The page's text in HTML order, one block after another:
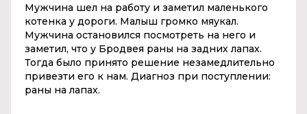
Мужчина шел на работу и заметил маленького
котенка у дороги. Малыш громко мяукал.
Мужчина остановился посмотреть на него и
заметил, что у Бродвея раны на задних лапах.
Тогда было принято решение незамедлительно
привезти его к нам. Диагноз при поступлении:
раны на лапах.